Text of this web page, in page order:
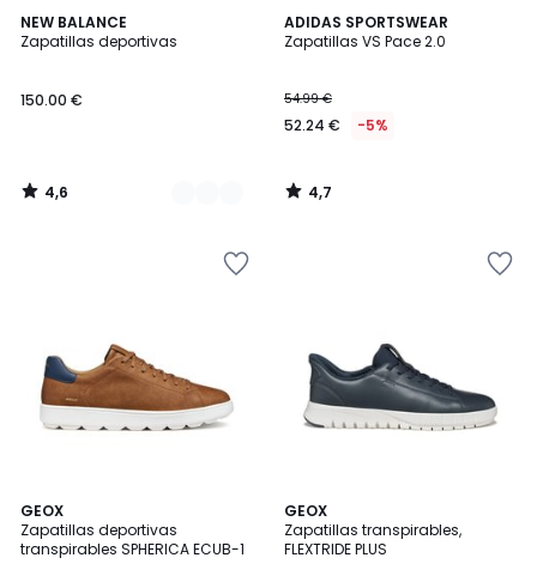
NEW BALANCE
Zapatillas deportivas
150.00 €
4,6
/ 5
3
Colores
4,6
/
ADIDAS SPORTSWEAR
Zapatillas VS Pace 2.0
54.99 €
52.24 € -5%
4,7
/ 5
4,7
/
GEOX
Zapatillas deportivas
transpirables SPHERICA ECUB-1
2
/
5
GEOX
Zapatillas transpirables,
FLEXTRIDE PLUS